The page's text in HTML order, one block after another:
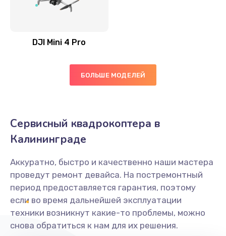
DJI Mini 4 Pro
БОЛЬШЕ МОДЕЛЕЙ
Сервисный квадрокоптера в
Калининграде
Аккуратно, быстро и качественно наши мастера
проведут ремонт девайса. На постремонтный
период предоставляется гарантия, поэтому
если во время дальнейшей эксплуатации
техники возникнут какие-то проблемы, можно
снова обратиться к нам для их решения.